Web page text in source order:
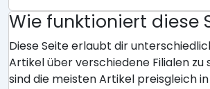
Wie funktioniert diese
Diese Seite erlaubt dir
Artikel über verschiedene Filialen zu
sind die meisten Artikel preisgleich